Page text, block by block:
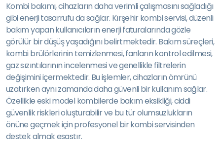
Kombi bakımı, cihazların daha verimli çalışmasını sağladığı
gibi enerji tasarrufu da sağlar. Kırşehir kombi servisi, düzenli
bakım yapan kullanıcıların enerji faturalarında gözle
görülür bir düşüş yaşadığını belirtmektedir. Bakım süreçleri,
kombi brülörlerinin temizlenmesi, fanların kontrol edilmesi,
gaz sızıntılarının incelenmesi ve genellikle filtrelerin
değişimini içermektedir. Bu işlemler, cihazların ömrünü
uzatırken aynı zamanda daha güvenli bir kullanım sağlar.
Özellikle eski model kombilerde bakım eksikliği, ciddi
güvenlik riskleri oluşturabilir ve bu tür olumsuzlukların
önüne geçmek için profesyonel bir kombi servisinden
destek almak esastır.